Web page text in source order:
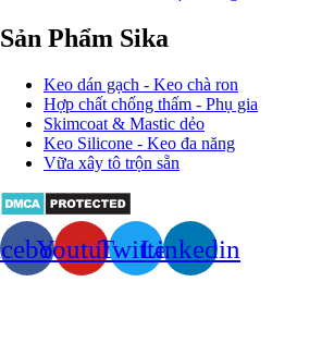
Sản Phẩm Sika
Keo dán gạch - Keo chà ron
Hợp chất chống thấm - Phụ gia
Skimcoat & Mastic dẻo
Keo Silicone - Keo đa năng
Vữa xây tô trộn sẵn
YoutubeTwitterLinkedin